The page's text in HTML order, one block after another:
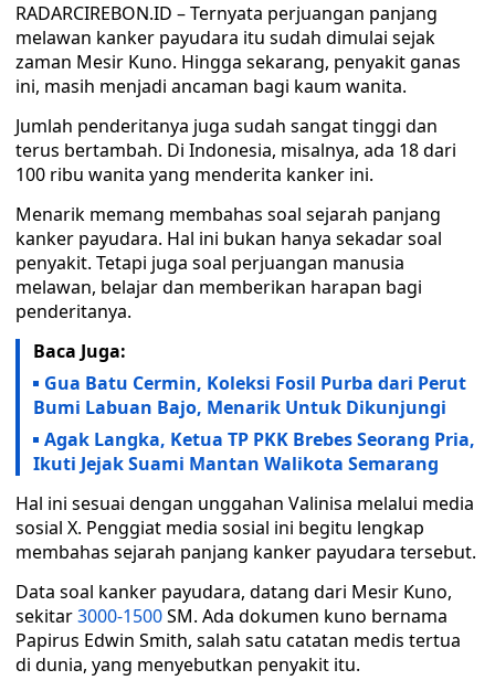
RADARCIREBON.ID – Ternyata perjuangan panjang
melawan kanker payudara itu sudah dimulai sejak
zaman Mesir Kuno. Hingga sekarang, penyakit ganas
ini, masih menjadi ancaman bagi kaum wanita.
Jumlah penderitanya juga sudah sangat tinggi dan
terus bertambah. Di Indonesia, misalnya, ada 18 dari
100 ribu wanita yang menderita kanker ini.
Menarik memang membahas soal sejarah panjang
kanker payudara. Hal ini bukan hanya sekadar soal
penyakit. Tetapi juga soal perjuangan manusia
melawan, belajar dan memberikan harapan bagi
penderitanya.
Baca Juga:
Gua Batu Cermin, Koleksi Fosil Purba dari Perut
Bumi Labuan Bajo, Menarik Untuk Dikunjungi
Agak Langka, Ketua TP PKK Brebes Seorang Pria,
Ikuti Jejak Suami Mantan Walikota Semarang
Hal ini sesuai dengan unggahan Valinisa melalui media
sosial X. Penggiat media sosial ini begitu lengkap
membahas sejarah panjang kanker payudara tersebut.
Data soal kanker payudara, datang dari Mesir Kuno,
sekitar3000-1500SM. Ada dokumen kuno bernama
Papirus Edwin Smith, salah satu catatan medis tertua
di dunia, yang menyebutkan penyakit itu.